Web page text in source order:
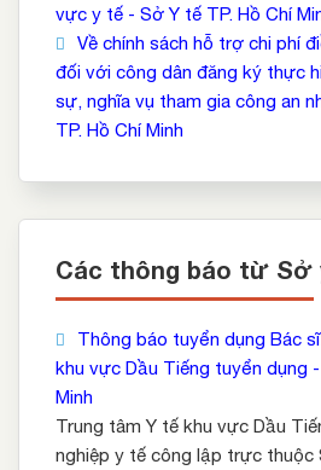
vực y tế - Sở Y tế TP. Hồ Chí
Về chính sách hỗ trợ chi phí
đối với công dân đăng ký thực
sự, nghĩa vụ tham gia công an
TP. Hồ Chí Minh
Các thông báo từ Sở
Thông báo tuyển dụng Bác
khu vực Dầu Tiếng tuyển dụng
Minh
Trung tâm Y tế khu vực Dầu
nghiệp y tế công lập trực thuộc